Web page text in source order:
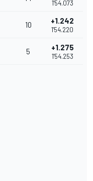
1'54.073
10 +1.242
1'54.220
5 +1.275
1'54.253